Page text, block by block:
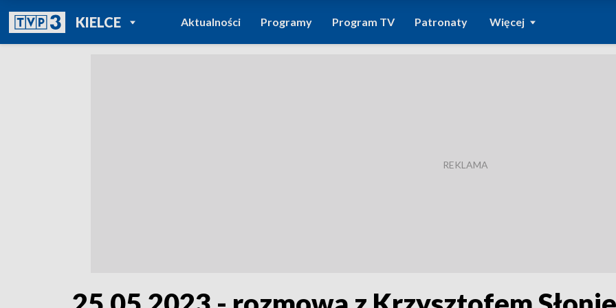
KIELCEPOWRÓT DO
TVP REGIONY
Aktualności Programy Program TV Patronaty Więcej